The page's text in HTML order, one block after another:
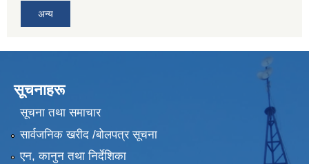
अन्य
सूचनाहरू
सूचना तथा समाचार
सार्वजनिक खरीद /बोलपत्र सूचना
एन, कानुन तथा निर्देशिका